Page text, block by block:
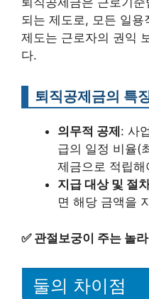
되는 제도로, 모든 일용
제도는 근로자의 권익
다.
퇴직공제금의 특
의무적 공제 : 사
급의 일정 비율(
제금으로 적립해
지급 대상 및 절
면 해당 금액을
✅ 관절보궁이 주는 놀
둘의 차이점